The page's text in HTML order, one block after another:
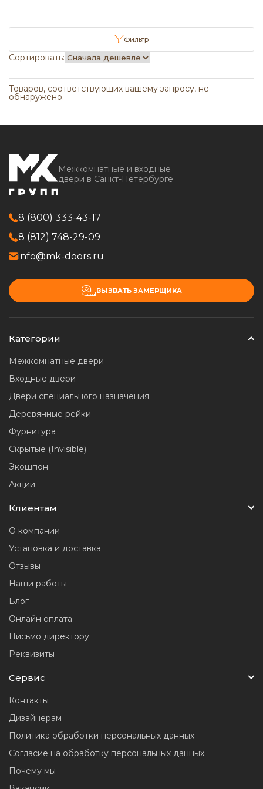
Сортировать:
Фильтр
Товаров, соответствующих вашему запросу, не
обнаружено.
Межкомнатные и входные
двери в Санкт-Петербурге
8 (800) 333-43-17
8 (812) 748-29-09
info@mk-doors.ru
ВЫЗВАТЬ ЗАМЕРЩИКА
Категории
Межкомнатные двери
Входные двери
Двери специального назначения
Деревянные рейки
Фурнитура
Скрытые (Invisible)
Экошпон
Акции
Клиентам
О компании
Установка и доставка
Отзывы
Наши работы
Блог
Онлайн оплата
Письмо директору
Реквизиты
Сервис
Контакты
Дизайнерам
Политика обработки персональных данных
Согласие на обработку персональных данных
Почему мы